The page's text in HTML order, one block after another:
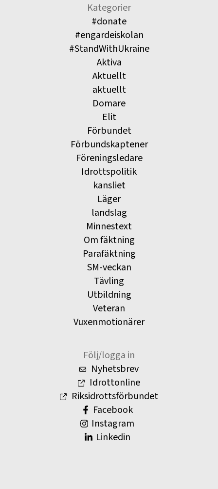
Kategorier
#donate
#engardeiskolan
#StandWithUkraine
Aktiva
Aktuellt
aktuellt
Domare
Elit
Förbundet
Förbundskaptener
Föreningsledare
Idrottspolitik
kansliet
Läger
landslag
Minnestext
Om fäktning
Parafäktning
SM-veckan
Tävling
Utbildning
Veteran
Vuxenmotionärer
Följ/logga in
Nyhetsbrev
Idrottonline
Riksidrottsförbundet
Facebook
Instagram
Linkedin